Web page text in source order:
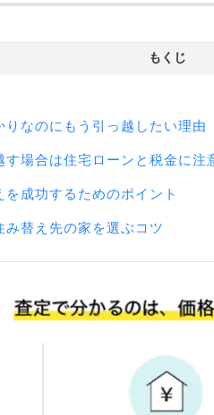
もくじ
りなのにもう引っ越したい理由
す場合は住宅ローンと税金に注
を成功するためのポイント
み替え先の家を選ぶコツ